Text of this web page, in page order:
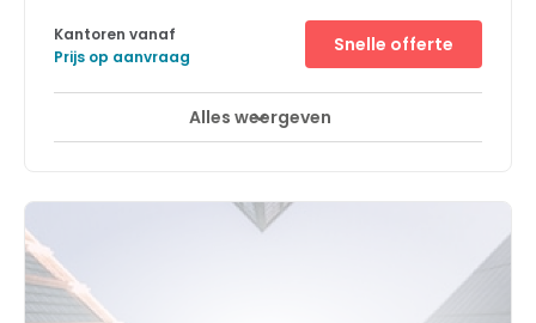
Kantoren vanaf
Prijs op aanvraag
Snelle offerte
Alles weergeven